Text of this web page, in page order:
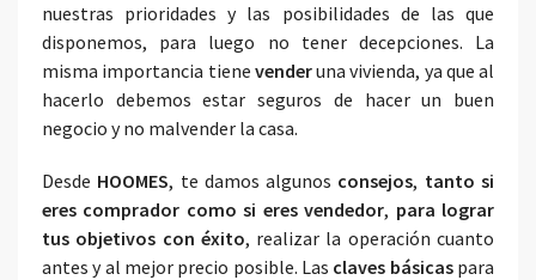
nuestras prioridades y las posibilidades de las que
disponemos, para luego no tener decepciones. La
misma importancia tiene venderuna vivienda, ya que al
hacerlo debemos estar seguros de hacer un buen
negocio y no malvender la casa.
Desde HOOMES, te damos algunos consejos, tanto si
eres comprador como si eres vendedor, para lograr
tus objetivos con éxito, realizar la operación cuanto
antes y al mejor precio posible. Las claves básicaspara